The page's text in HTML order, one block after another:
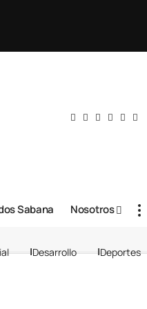
Sabana Nosotros
Desarrollo Deportes